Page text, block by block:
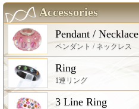
Accessories
Pendant / Necklace
ペンダント / ネックレス
Ring
1連リング
3 Line Ring